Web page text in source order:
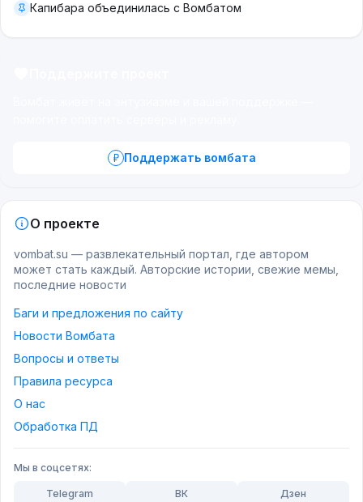
Капибара объединилась с Вомбатом
Поддержать вомбата
О проекте
vombat.su — развлекательный портал, где автором
может стать каждый. Авторские истории, свежие мемы,
последние новости
Баги и предложения по сайту
Новости Вомбата
Вопросы и ответы
Правила ресурса
О нас
Обработка ПД
Мы в соцсетях:
Telegram ВК Дзен